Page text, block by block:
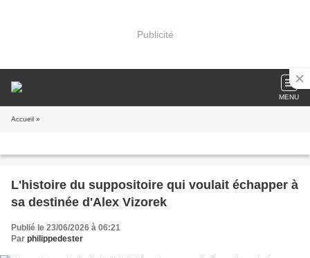
Publicité
MENU
Accueil »
L'histoire du suppositoire qui voulait échapper à
sa destinée d'Alex Vizorek
Publié le 23/06/2026 à 06:21
Par philippedester